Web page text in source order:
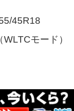
45R18
モード）